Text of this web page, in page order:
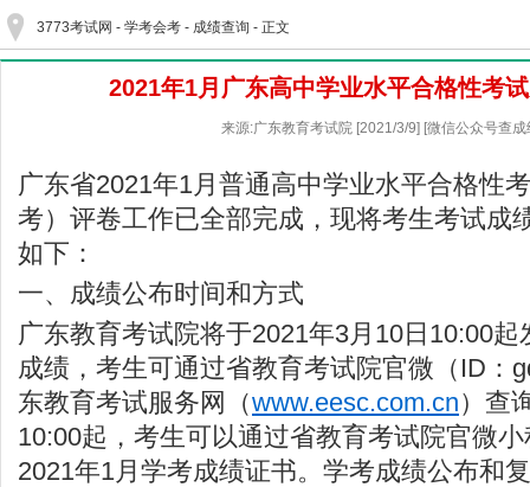
3773考试网 - 学考会考 - 成绩查询 - 正文
2021年1月广东高中学业水平合格性考
来源:广东教育考试院 [2021/3/9] [微信公众号查成
广东省2021年1月普通高中学业水平合格性
考）评卷工作已全部完成，现将考生考试成
如下：
一、成绩公布时间和方式
广东教育考试院将于2021年3月10日10:00
成绩，考生可通过省教育考试院官微（ID：
东教育考试服务网（www.eesc.com.cn）查
10:00起，考生可以通过省教育考试院官微
2021年1月学考成绩证书。学考成绩公布和